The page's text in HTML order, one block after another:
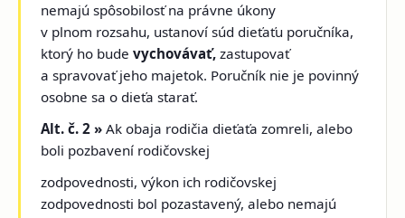
nemajú spôsobilosť na právne úkony
v plnom rozsahu, ustanoví súd dieťaťu poručníka,
ktorý ho budevychovávať, zastupovať
a spravovať jeho majetok. Poručník nie je povinný
osobne sa o dieťa starať.
Alt. č. 2 »Ak obaja rodičia dieťaťa zomreli, alebo
boli pozbavení rodičovskej
zodpovednosti, výkon ich rodičovskej
zodpovednosti bol pozastavený, alebo nemajú